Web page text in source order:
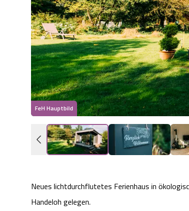
FeH Hauptbild
Neues lichtdurchflutetes Ferienhaus in
Handeloh gelegen.